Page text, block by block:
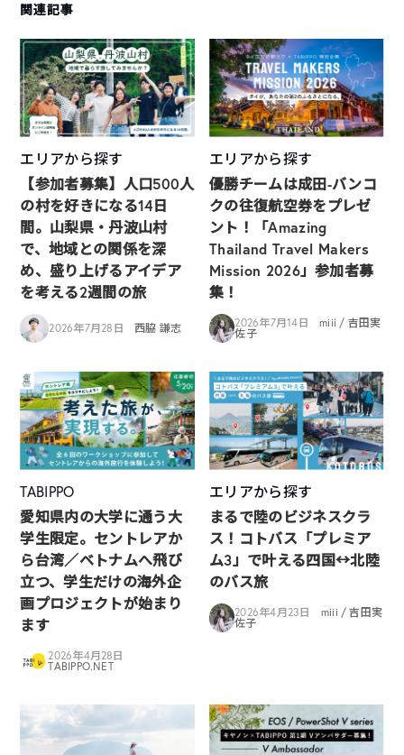
関連記事
エリアから探す
【参加者募集】人口500人
の村を好きになる14日
間。山梨県・丹波山村
で、地域との関係を深
め、盛り上げるアイデア
を考える2週間の旅
2026年7月28日 西脇 謙志
エリアから探す
優勝チームは成田-バンコ
クの往復航空券をプレゼ
ント！「Amazing
Thailand Travel Makers
Mission 2026」参加者募
集！
2026年7月14日
miii / 吉田実
佐子
TABIPPO
愛知県内の大学に通う大
学生限定。セントレアか
ら台湾／ベトナムへ飛び
立つ、学生だけの海外企
画プロジェクトが始まり
ます
2026年4月28日
TABIPPO.NET
エリアから探す
まるで陸のビジネスクラ
ス！コトバス「プレミア
ム3」で叶える四国↔︎北陸
のバス旅
2026年4月23日
miii / 吉田実
佐子